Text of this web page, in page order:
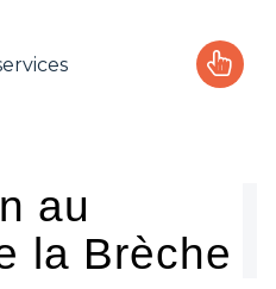
au
la Brèche